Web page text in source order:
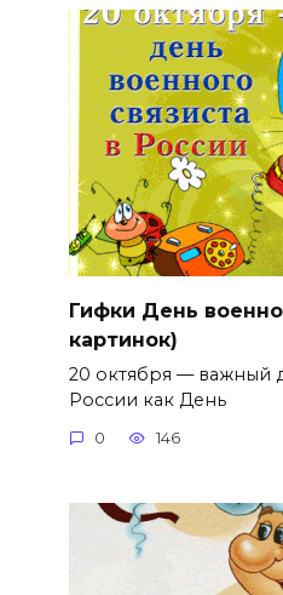
Гифки День
картинок)
20 октября — важный
России как День
0 146